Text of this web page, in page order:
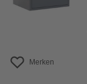
Merken